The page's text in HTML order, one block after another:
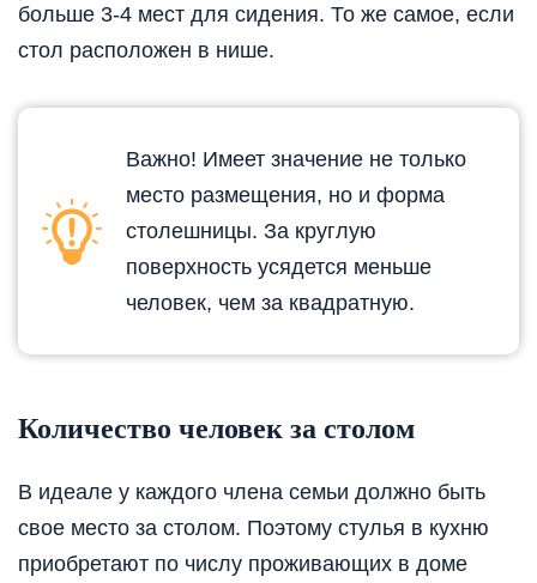
больше 3-4 мест для сидения. То же самое, если
стол расположен в нише.
Важно! Имеет значение не только
место размещения, но и форма
столешницы. За круглую
поверхность усядется меньше
человек, чем за квадратную.
Количество человек за столом
В идеале у каждого члена семьи должно быть
свое место за столом. Поэтому стулья в кухню
приобретают по числу проживающих в доме